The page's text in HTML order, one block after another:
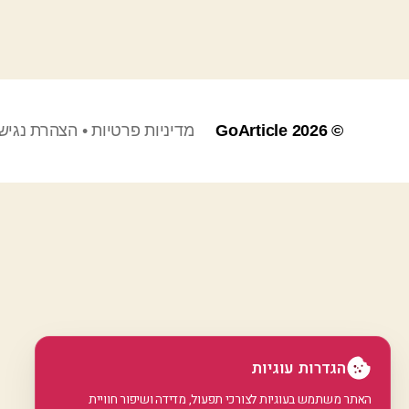
© 2026
GoArticle מדיניות פרטיות• הצהרת
הגדרות עוגיות
האתר משתמש בעוגיות לצורכי תפעול, מדידה ושיפור חוויית